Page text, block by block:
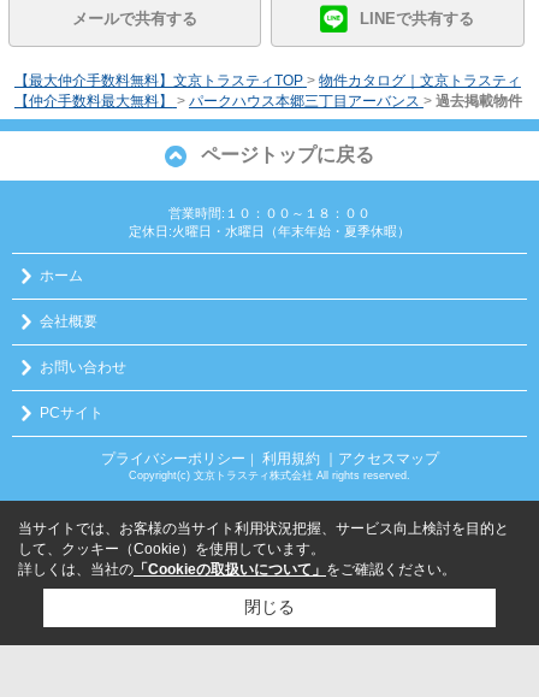
メールで共有する LINEで共有する
【最大仲介手数料無料】文京トラスティTOP > 物件カタログ｜文京トラスティ
【仲介手数料最大無料】
> パークハウス本郷三丁目アーバンス > 過去掲載物件
ページトップに戻る
営業時間:１０：００～１８：００
定休日:火曜日・水曜日（年末年始・夏季休暇）
ホーム
会社概要
お問い合わせ
PCサイト
プライバシーポリシー ｜ 利用規約 ｜アクセスマップ
Copyright(c) 文京トラスティ株式会社 All rights reserved.
当サイトでは、お客様の当サイト利用状況把握、サービス向上検討を目的と
して、クッキー（Cookie）を使用しています。
詳しくは、当社の 「Cookieの取扱いについて」 をご確認ください。
閉じる